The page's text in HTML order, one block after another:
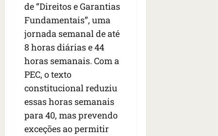
de “Direitos e Garantias
Fundamentais”, uma
jornada semanal de até
8 horas diárias e 44
horas semanais. Com a
PEC, o texto
constitucional reduziu
essas horas semanais
para 40, mas prevendo
exceções ao permitir